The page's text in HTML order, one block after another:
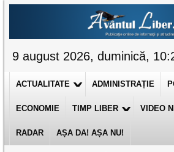
9 august 2026, duminică,
ACTUALITATE ADMINISTRAȚIE
ECONOMIE TIMP LIBER VIDEO
RADAR AȘA DA! AȘA NU!